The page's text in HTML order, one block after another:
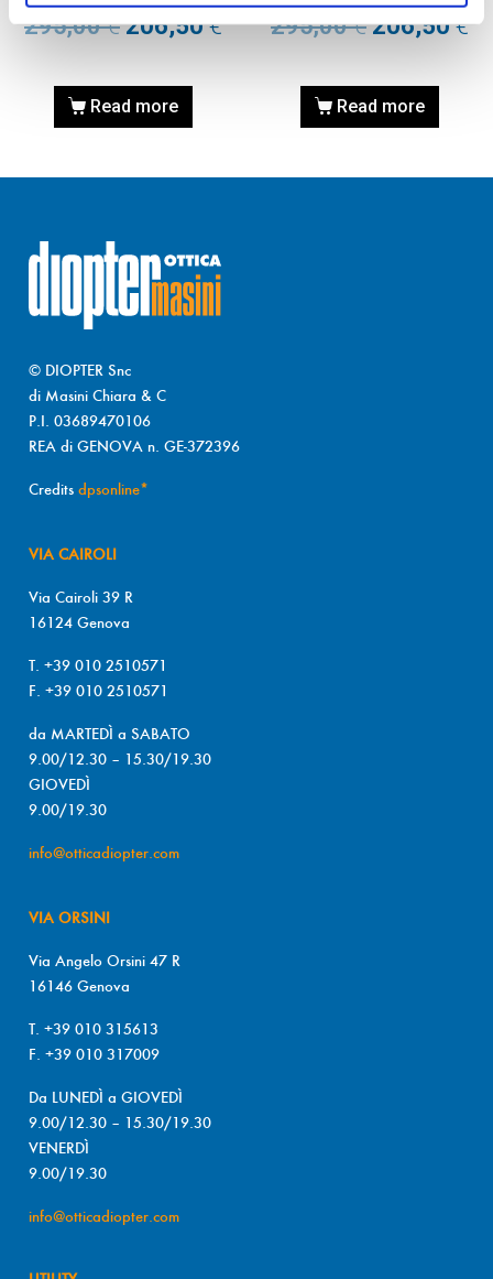
295,00€ 206,50€
Read more
295,00€ 206,50€
Read more
© DIOPTER Snc
di Masini Chiara & C
P.I. 03689470106
REA di GENOVA n. GE-372396
Credits dpsonline*
VIA CAIROLI
Via Cairoli 39 R
16124 Genova
T. +39 010 2510571
F. +39 010 2510571
da MARTEDÌ a SABATO
9.00/12.30 – 15.30/19.30
GIOVEDÌ
9.00/19.30
info@otticadiopter.com
VIA ORSINI
Via Angelo Orsini 47 R
16146 Genova
T. +39 010 315613
F. +39 010 317009
Da LUNEDÌ a GIOVEDÌ
9.00/12.30 – 15.30/19.30
VENERDÌ
9.00/19.30
info@otticadiopter.com